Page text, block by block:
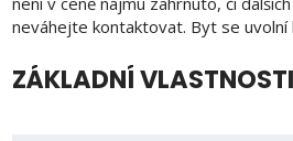
neváhejte kontaktovat. Byt se uvolní
ZÁKLADNÍ VLASTNOSTI